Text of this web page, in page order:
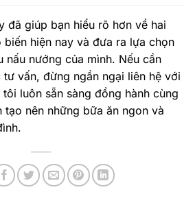
đã giúp bạn hiểu rõ hơn về hai
hiện nay và đưa ra lựa chọn
nấu nướng của mình. Nếu cần
vấn, đừng ngần ngại liên hệ với
luôn sẵn sàng đồng hành cùng
tạo nên những bữa ăn ngon và